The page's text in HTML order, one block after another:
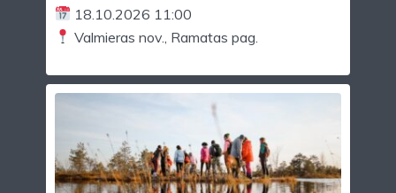
18.10.2026 11:00
Valmieras nov., Ramatas pag.